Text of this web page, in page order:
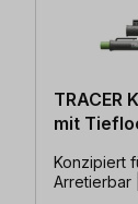
TRACER
mit
Konzipiert
Arretierbar